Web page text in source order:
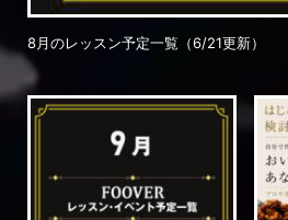
8月のレッスン予定一覧（6/21更新）